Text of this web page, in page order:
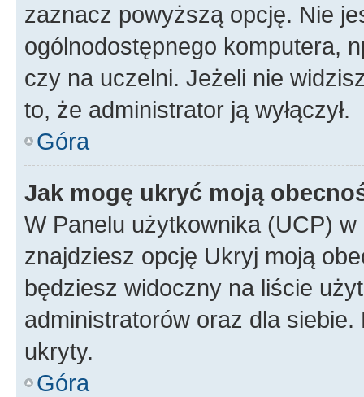
zaznacz powyższą opcję. Nie
ogólnodostępnego komputera,
czy na uczelni. Jeżeli nie
to, że administrator ją wyłączył.
Góra
Jak mogę ukryć moją
W Panelu użytkownika (UCP) w
znajdziesz opcję Ukryj moją
będziesz widoczny na liście
administratorów oraz dla
ukryty.
Góra